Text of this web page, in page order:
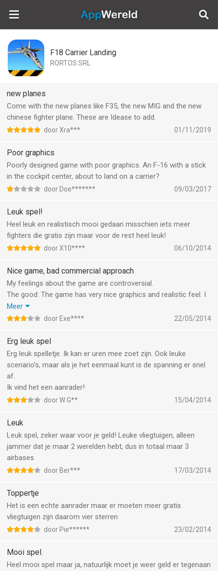
AppWereld
F18 Carrier Landing
RORTOS SRL
new planes
Come with the new planes like F35, the new MIG and the new
chinese fighter plane. These are Idease to add.
door Xra*** 01/11/2019
Poor graphics
Poorly designed game with poor graphics. An F-16 with a stick
in the cockpit center, about to land on a carrier?
door Doe******* 09/03/2017
Leuk spel!
Heel leuk en realistisch mooi gedaan misschien iets meer
fighters die gratis zijn maar voor de rest heel leuk!
door X10**** 06/10/2014
Nice game, bad commercial approach
My feelings about the game are controversial.
The good: The game has very nice graphics and realistic feel. I
really enjoy playing it.
The bad: The game is lacking runways and environments, so at
The ugly: For the cost of this game I find it unfair to have the
half of the jets locked and would recommend the authors to
reconsider this.
Conclusion: nice game, but it is overpriced considering the
features it offers.
Meer
door Exe**** 22/05/2014
Erg leuk spel
Erg leuk spelletje. Ik kan er uren mee zoet zijn. Ook leuke
scenario's, maar als je het eenmaal kunt is de spanning er snel
af.
Ik vind het een aanrader!
door W G** 15/04/2014
Leuk
Leuk spel, zeker waar voor je geld! Leuke vliegtuigen, alleen
jammer dat je maar 2 werelden hebt, dus in totaal maar 3
airbases
door Ber*** 17/03/2014
Toppertje
Het is een echte aanrader maar er moeten meer gratis
vliegtuigen zijn daarom vier sterren
door Pie****** 23/02/2014
Mooi spel.
Heel mooi spel maar ja, natuurlijk moet je weer geld er tegenaan